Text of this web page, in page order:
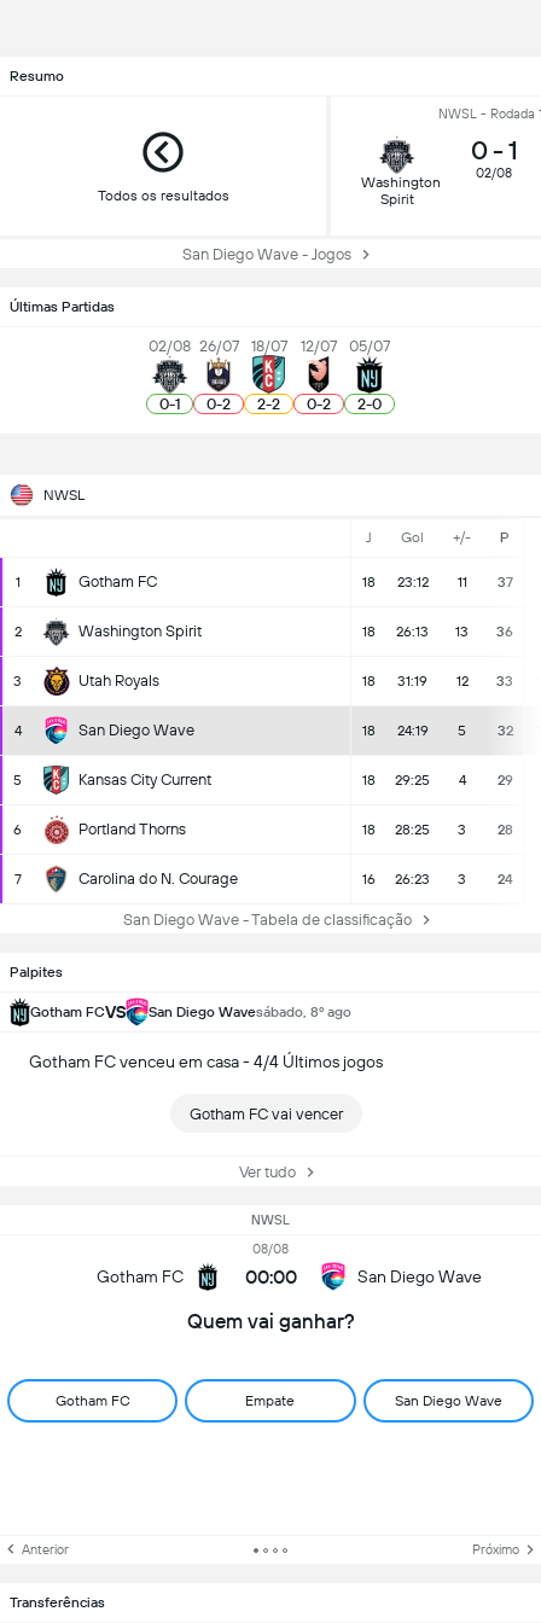
Resumo
Todos os resultados
NWSL - Rodada
Washington
Spirit
0- 1
02/08
San Diego Wave - Jogos
Últimas Partidas
02/08
0-1
26/07
0-2
18/07
2-2
12/07
0-2
05/07
2-0
NWSL
J Gol +/- P
1 Gotham FC 18 23:12 11 37
2 Washington Spirit 18 26:13 13 36
3 Utah Royals 18 31:19 12 33
4 San Diego Wave 18 24:19 5 32
5 Kansas City Current 18 29:25 4 29
6 Portland Thorns 18 28:25 3 28
7 Carolina do N. Courage 16 26:23 3 24
San Diego Wave - Tabela de classificação
Palpites
Gotham FCVS San Diego Wavesábado, 8º ago
Gotham FC venceu em casa - 4/4 Últimos jogos
Gotham FC vai vencer
Ver tudo
NWSL
Gotham FC
08/08
00:00 San Diego Wave
Quem vai ganhar?
Gotham FC Empate San Diego Wave
Anterior Próximo
Transferências